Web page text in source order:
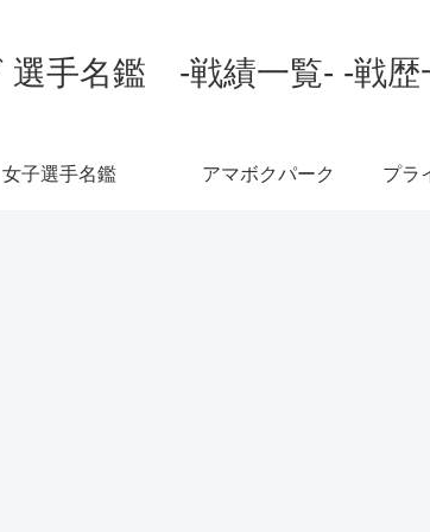
選手名鑑 -戦績一覧- -戦歴
女子選手名鑑 アマボクパーク プラ